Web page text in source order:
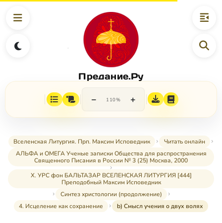
Предание.Ру
− 110% +
Вселенская Литургия. Прп. Максим Исповедник
Читать онлайн
АЛЬФА и ОМЕГА Ученые записки Общества для распространения
Священного Писания в России № 3 (25) Москва, 2000
X. УРС фон БАЛЬТАЗАР ВСЕЛЕНСКАЯ ЛИТУРГИЯ [444]
Преподобный Максим Исповедник
Синтез христологии (продолжение)
4. Исцеление как сохранение
b) Смысл учения о двух волях